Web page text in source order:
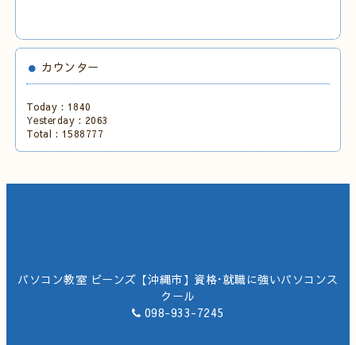
カウンター
Today : 1840
Yesterday : 2063
Total : 1588777
パソコン教室 ビーンズ【沖縄市】資格･就職に強いパソコンス
クール
098-933-7245